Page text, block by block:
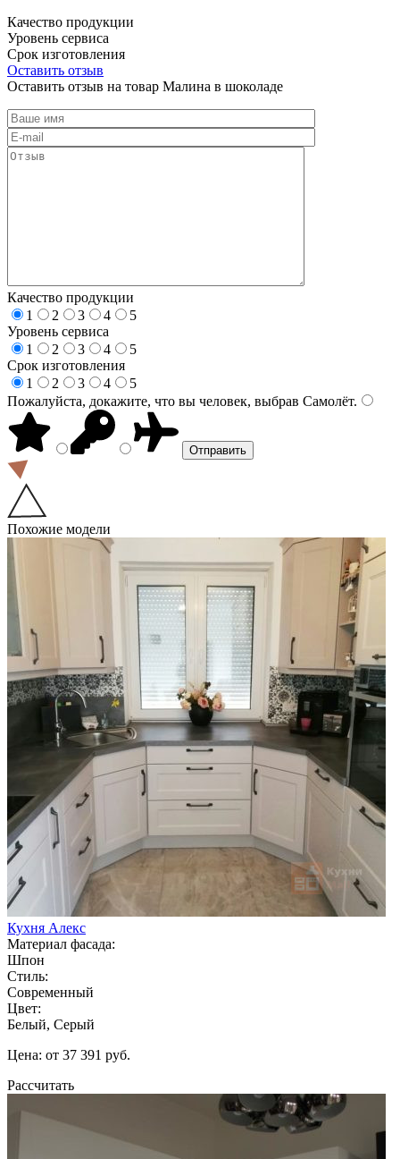
Качество продукции
Уровень сервиса
Срок изготовления
Оставить отзыв
Оставить отзыв на товар Малина в шоколаде
Качество продукции
1
2 3 4
5
Уровень сервиса
1
2 3 4
5
Срок изготовления
1
2 3 4
5
Пожалуйста, докажите, что вы человек, выбрав Самолёт.
Похожие модели
Кухня Алекс
Материал фасада:
Шпон
Стиль:
Современный
Цвет:
Белый, Серый
Цена: от 37 391 руб.
Рассчитать